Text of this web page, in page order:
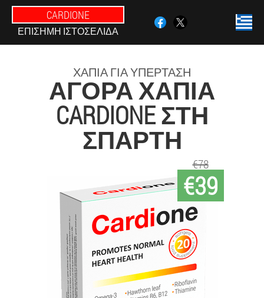
CARDIONE
ΕΠΊΣΗΜΗ ΙΣΤΟΣΕΛΊΔΑ
ΧΆΠΙΑ ΓΙΑ ΥΠΈΡΤΑΣΗ
ΑΓΟΡΆ ΧΆΠΙΑ
CARDIONE ΣΤΗ
ΣΠΆΡΤΗ
€39
€78